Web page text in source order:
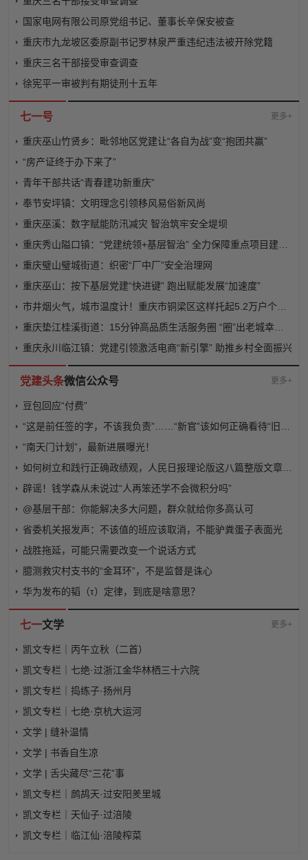
国家电网有限公司原党组书记、董事长辛保安被查
重庆市九龙坡区委原副书记罗林泉严重违纪违法被开除党籍
重庆三名干部接受审查调查
徐宪平一审被判有期徒刑十五年
七一号 更多+
重庆巫山竹贤乡：毗邻地区党建让“各自为战”变“抱团共赢”
“房产证终于办下来了”
青年干部共话“青春建功新重庆”
奉节安坪镇：文明理念引领移风易俗新风尚
重庆巫溪：数字赋能防汛减灾 智治筑牢安全堤坝
重庆璧山璧城街道：织密“厂中厂”安全治理网
重庆巫山：按下基层党建“快进键” 跑出赋能发展“加速度”
重庆永川临江镇：党建引领激活电商“新引擎” 助推乡村全面振兴
党建头条微信公众号 更多+
豆包回应“付费”
“南天门计划”，最新进展曝光！
辟谣！钱学森从未说过“人再笨还学不会微积分吗”
@基层干部：你能解决多大问题，群众就给你多高认可
省委机关报发声：不该值的班应该取消，不能驴粪蛋子表面光
战胜拖延，可能只需要改变一个说话方式
臆测救灾村支书的“金耳环”，不是监督是诛心
华为发布的韬（τ）定律，到底是啥意思？
七一文学 更多+
凯文专栏｜丙午立秋（二首）
凯文专栏｜七绝·过浙江金华林栖三十六院
凯文专栏｜捣练子·扬州月
凯文专栏｜七绝·京杭大运河
文学 | 缝补温情
文学 | 书香自生凉
文学 | 舌尖藏尽“三花”事
凯文专栏｜鹧鸪天·过安阳羑里城
凯文专栏｜天仙子·过涪陵
凯文专栏｜临江仙·涪陵榨菜